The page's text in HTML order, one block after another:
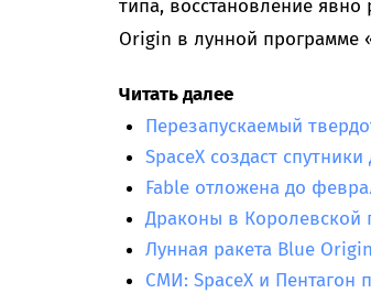
типа, восстановление явно
Origin в лунной программе
Читать далее
Перезапускаемый
SpaceX создаст
Fable отложена до
Драконы в Королевской
Лунная ракета Blue
СМИ: SpaceX и Пентагон